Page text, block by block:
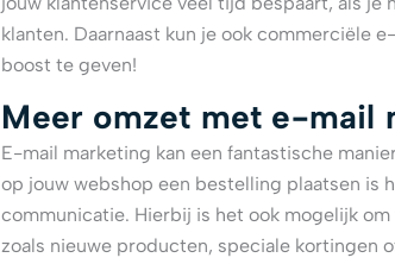
klanten. Daarnaast kun je ook commerciële
boost te geven!
Meer omzet met e-mail
E-mail marketing kan een fantastische
op jouw webshop een bestelling plaatsen is
communicatie. Hierbij is het ook mogelijk
zoals nieuwe producten, speciale kortingen